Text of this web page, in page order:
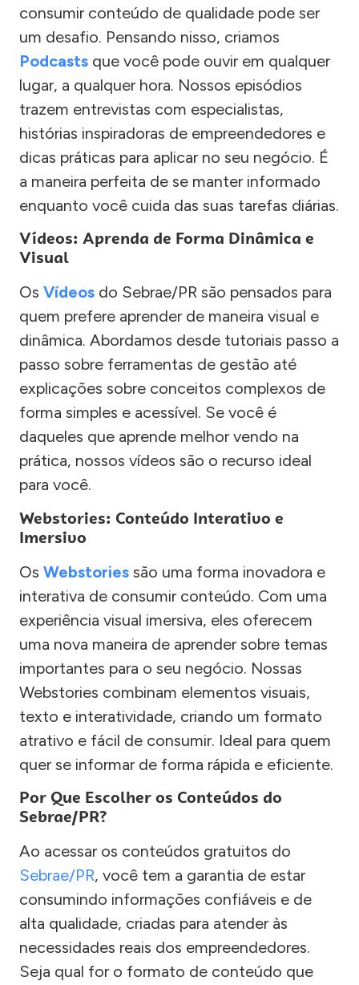
consumir conteúdo de qualidade pode ser
um desafio. Pensando nisso, criamos
Podcasts que você pode ouvir em qualquer
lugar, a qualquer hora. Nossos episódios
trazem entrevistas com especialistas,
histórias inspiradoras de empreendedores e
dicas práticas para aplicar no seu negócio. É
a maneira perfeita de se manter informado
enquanto você cuida das suas tarefas diárias.
Vídeos: Aprenda de Forma Dinâmica e
Visual
Os Vídeos do Sebrae/PR são pensados para
quem prefere aprender de maneira visual e
dinâmica. Abordamos desde tutoriais passo a
passo sobre ferramentas de gestão até
explicações sobre conceitos complexos de
forma simples e acessível. Se você é
daqueles que aprende melhor vendo na
prática, nossos vídeos são o recurso ideal
para você.
Webstories: Conteúdo Interativo e
Imersivo
Os Webstories são uma forma inovadora e
interativa de consumir conteúdo. Com uma
experiência visual imersiva, eles oferecem
uma nova maneira de aprender sobre temas
importantes para o seu negócio. Nossas
Webstories combinam elementos visuais,
texto e interatividade, criando um formato
atrativo e fácil de consumir. Ideal para quem
quer se informar de forma rápida e eficiente.
Por Que Escolher os Conteúdos do
Sebrae/PR?
Ao acessar os conteúdos gratuitos do
Sebrae/PR, você tem a garantia de estar
consumindo informações confiáveis e de
alta qualidade, criadas para atender às
necessidades reais dos empreendedores.
Seja qual for o formato de conteúdo que